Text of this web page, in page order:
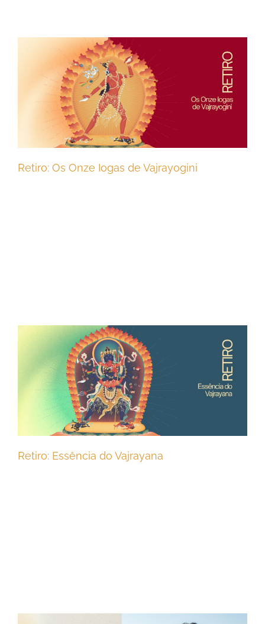
Retiro: Os Onze Iogas de Vajrayogini
Retiro: Essência do Vajrayana